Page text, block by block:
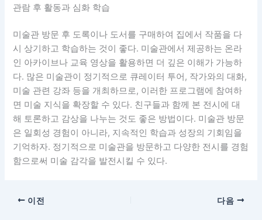
관람 후 활동과 심화 학습
미술관 방문 후 도록이나 도서를 구매하여 집에서 작품을 다
시 상기하고 학습하는 것이 좋다. 미술관에서 제공하는 온라
인 아카이브나 교육 영상을 활용하면 더 깊은 이해가 가능하
다. 많은 미술관이 정기적으로 큐레이터 투어, 작가와의 대화,
미술 관련 강좌 등을 개최하므로, 이러한 프로그램에 참여하
면 미술 지식을 확장할 수 있다. 친구들과 함께 본 전시에 대
해 토론하고 감상을 나누는 것도 좋은 방법이다. 미술관 방문
은 일회성 경험이 아니라, 지속적인 학습과 성장의 기회임을
기억하자. 정기적으로 미술관을 방문하고 다양한 전시를 경험
함으로써 미술 감각을 발전시킬 수 있다.
이전 다음